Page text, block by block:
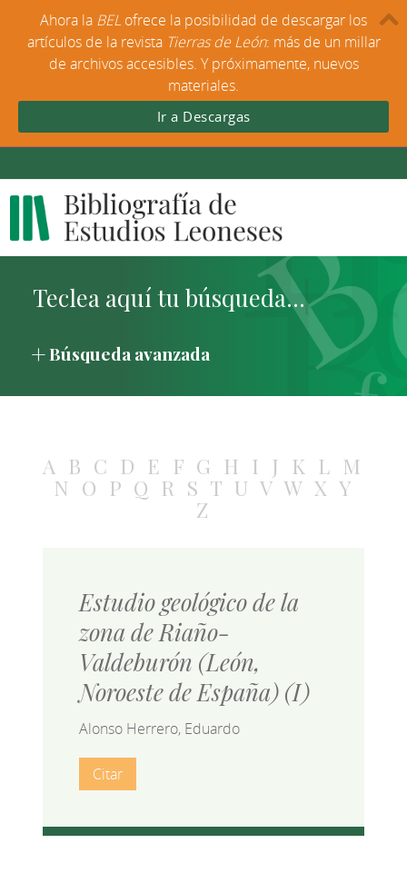
Búsqueda avanzada
A B C D E F G H I J K L M
N O P Q R S T U V W X Y
Z
Estudio geológico de la
zona de Riaño-
Valdeburón (León,
Noroeste de España) (I)
Alonso Herrero, Eduardo
Citar
Ahora la BEL ofrece la posibilidad de descargar los
artículos de la revista Tierras de León: más de un millar
de archivos accesibles. Y próximamente, nuevos
materiales.
Ir a Descargas